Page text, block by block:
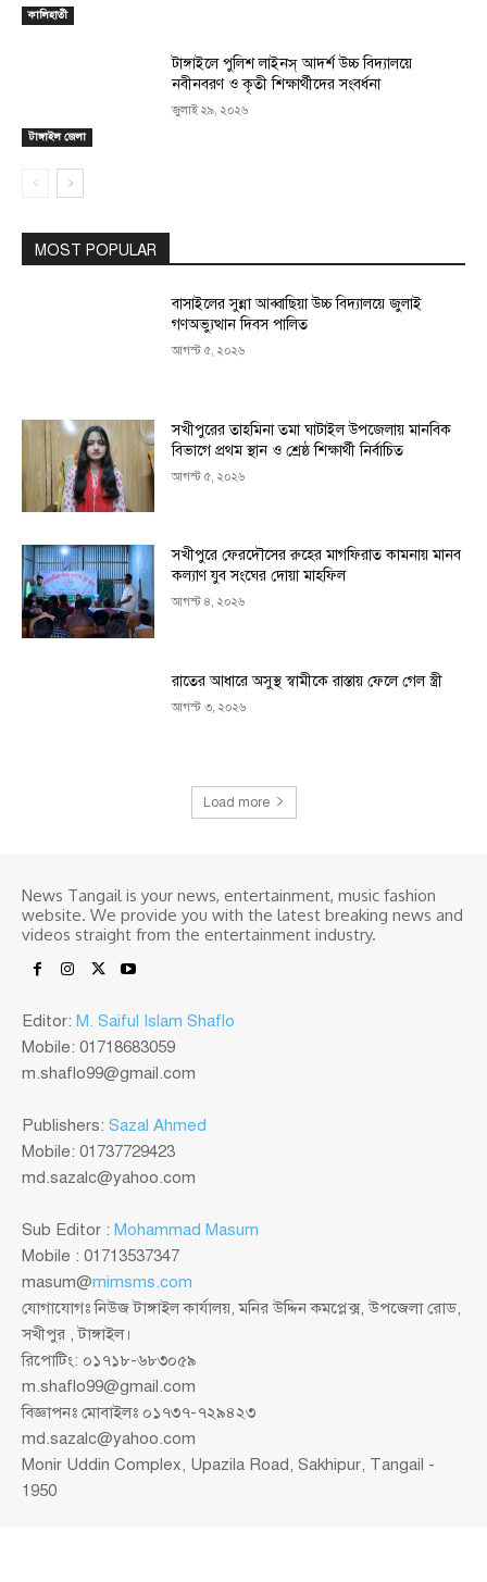
কালিহাতী
টাঙ্গাইল জেলা
টাঙ্গাইলে পুলিশ লাইনস্ আদর্শ উচ্চ বিদ্যালয়ে
নবীনবরণ ও কৃতী শিক্ষার্থীদের সংবর্ধনা
জুলাই ২৯, ২০২৬
MOST POPULAR
বাসাইলের সুন্না আব্বাছিয়া উচ্চ বিদ্যালয়ে জুলাই
গণঅভ্যুত্থান দিবস পালিত
আগস্ট ৫, ২০২৬
সখীপুরের তাহমিনা তমা ঘাটাইল উপজেলায় মানবিক
বিভাগে প্রথম স্থান ও শ্রেষ্ঠ শিক্ষার্থী নির্বাচিত
আগস্ট ৫, ২০২৬
সখীপুরে ফেরদৌসের রুহের মাগফিরাত কামনায় মানব
কল্যাণ যুব সংঘের দোয়া মাহফিল
আগস্ট ৪, ২০২৬
রাতের আধারে অসুস্থ স্বামীকে রাস্তায় ফেলে গেল স্ত্রী
আগস্ট ৩, ২০২৬
Load more
News Tangail is your news, entertainment, music fashion
website. We provide you with the latest breaking news and
videos straight from the entertainment industry.
Editor: M. Saiful Islam Shaflo
Mobile: 01718683059
m.shaflo99@gmail.com
Publishers: Sazal Ahmed
Mobile: 01737729423
md.sazalc@yahoo.com
Sub Editor : Mohammad Masum
Mobile : 01713537347
masum@mimsms.com
যোগাযোগঃ নিউজ টাঙ্গাইল কার্যালয়, মনির উদ্দিন কমপ্লেক্স, উপজেলা রোড,
সখীপুর , টাঙ্গাইল।
রিপোটিং: ০১৭১৮-৬৮৩০৫৯
m.shaflo99@gmail.com
বিজ্ঞাপনঃ মোবাইলঃ ০১৭৩৭-৭২৯৪২৩
md.sazalc@yahoo.com
Monir Uddin Complex, Upazila Road, Sakhipur, Tangail -
1950